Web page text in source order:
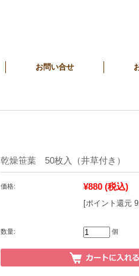
お問い合せ
乾燥笹葉 50枚入（井草付き）
価格: ¥880 (税込)
[ポイント還元
数量: 個